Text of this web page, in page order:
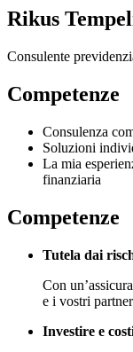
Rikus
Consulente
Competenze
Consulenza
Soluzioni
La mia
finanziaria
Competenze
Tutela dai
Con
e i vostri
Investire e